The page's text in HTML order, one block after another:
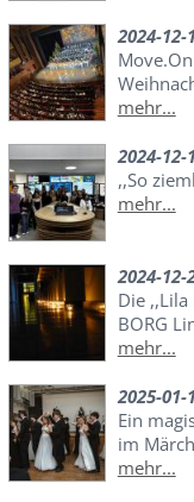
2024-12-
mehr...
2024-12-
,,So
mehr...
2024-12-
Die
BORG
mehr...
2025-01-
Ein
im
mehr...